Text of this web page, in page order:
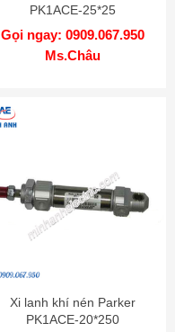
PK1ACE-25*25
Gọi ngay: 0909.067.950
Ms.Châu
Xi lanh khí nén Parker
PK1ACE-20*250